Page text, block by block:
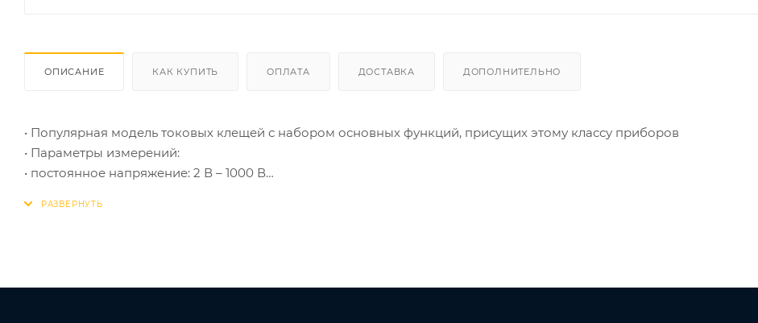
ОПИСАНИЕ КАК КУПИТЬ ОПЛАТА ДОСТАВКА ДОПОЛНИТЕЛЬНО
• Популярная модель токовых клещей с набором основных функций, присущих этому классу приборов
• Параметры измерений:
• постоянное напряжение: 2 В – 1000 В